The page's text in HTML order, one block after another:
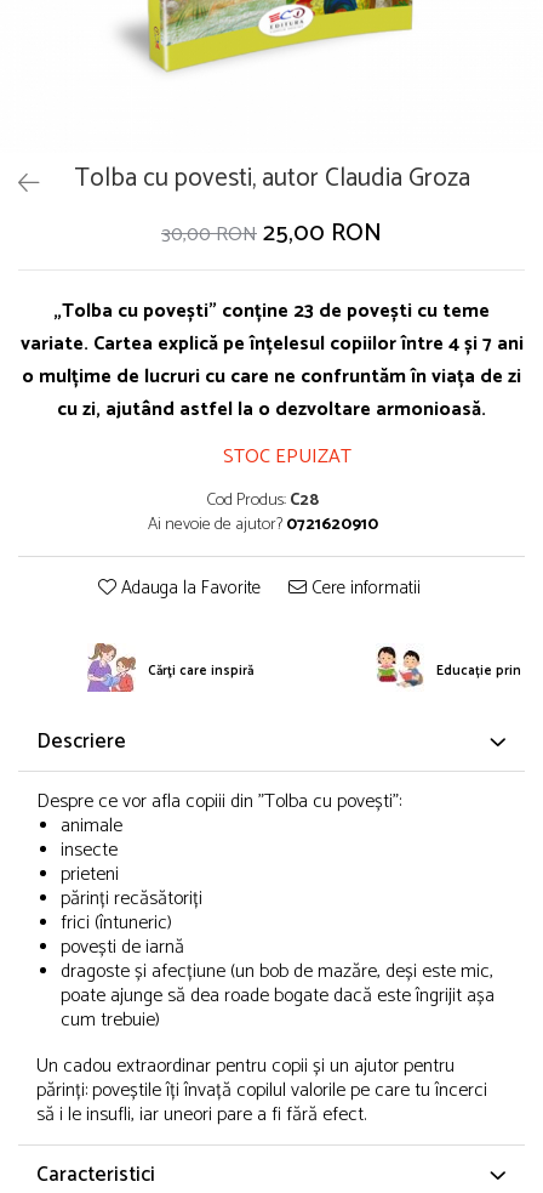
Tolba cu povesti, autor Claudia Groza
30,00 RON25,00 RON
„Tolba cu povești” conține 23 de povești cu teme
variate. Cartea explică pe înțelesul copiilor între 4 și 7 ani
o mulțime de lucruri cu care ne confruntăm în viața de zi
cu zi, ajutând astfel la o dezvoltare armonioasă.
STOC EPUIZAT
Cod Produs:C28
Ai nevoie de ajutor?0721620910
Adauga la Favorite Cere informatii
Cărţi care inspiră Educație prin
Descriere
Despre ce vor afla copiii din "Tolba cu povești":
animale
insecte
prieteni
părinți recăsătoriți
frici (întuneric)
povești de iarnă
dragoste și afecțiune (un bob de mazăre, deși este mic,
poate ajunge să dea roade bogate dacă este îngrijit așa
cum trebuie)
Un cadou extraordinar pentru copii și un ajutor pentru
părinți: poveștile îți învață copilul valorile pe care tu încerci
să i le insufli, iar uneori pare a fi fără efect.
Caracteristici